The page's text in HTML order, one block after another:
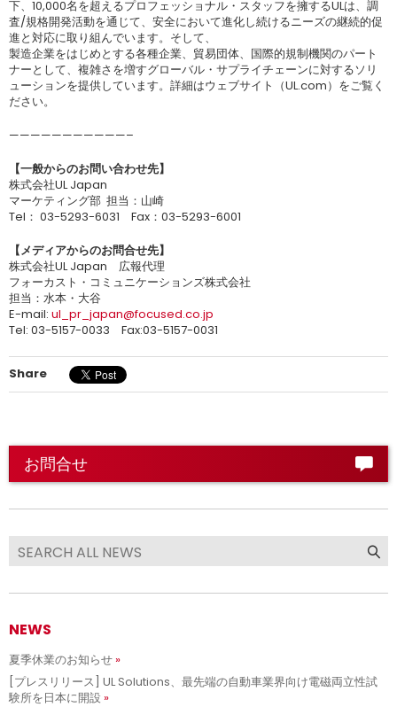
下、10,000名を超えるプロフェッショナル・スタッフを擁するULは、調
査/規格開発活動を通じて、安全において進化し続けるニーズの継続的促
進と対応に取り組んでいます。そして、
製造企業をはじめとする各種企業、貿易団体、国際的規制機関のパート
ナーとして、複雑さを増すグローバル・サプライチェーンに対するソリ
ューションを提供しています。詳細はウェブサイト（UL.com）をご覧く
ださい。
———————————–
【一般からのお問い合わせ先】
株式会社UL Japan
マーケティング部 担当：山崎
Tel： 03-5293-6031 Fax：03-5293-6001
【メディアからのお問合せ先】
株式会社UL Japan 広報代理
フォーカスト・コミュニケーションズ株式会社
担当：水本・大谷
E-mail: ul_pr_japan@focused.co.jp
Tel: 03-5157-0033 Fax:03-5157-0031
Share
お問合せ
NEWS
夏季休業のお知らせ
[プレスリリース] UL Solutions、最先端の自動車業界向け電磁両立性試
験所を日本に開設